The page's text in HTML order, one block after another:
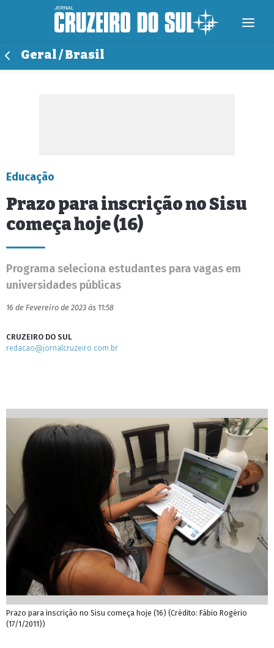
Geral / Brasil
Educação
Prazo para inscrição no Sisu
começa hoje (16)
Programa seleciona estudantes para vagas em
universidades públicas
16 de Fevereiro de 2023 às 11:58
CRUZEIRO DO SUL
redacao@jornalcruzeiro.com.br
Prazo para inscrição no Sisu começa hoje (16) (Crédito: Fábio Rogério
(17/1/2011))